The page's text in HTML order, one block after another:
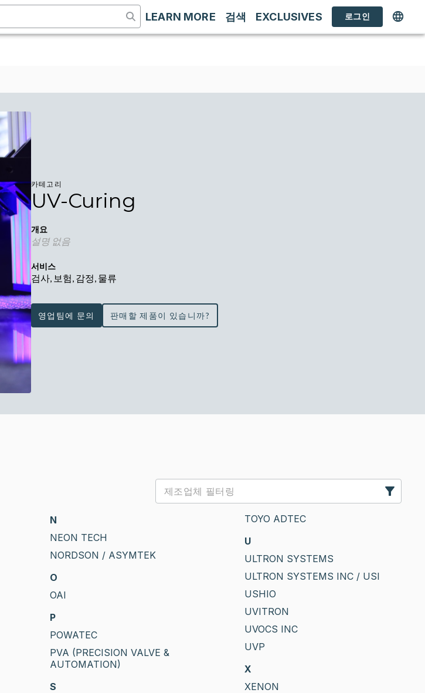
LEARN MORE 검색 EXCLUSIVES 로그인
카테고리
UV-Curing
개요
설명 없음
서비스
검사, 보험, 감정, 물류
영업팀에 문의 판매할 제품이 있습니까?
N
NEON TECH
NORDSON / ASYMTEK
O
OAI
P
POWATEC
PVA (PRECISION VALVE &
AUTOMATION)
S
TOYO ADTEC
U
ULTRON SYSTEMS
ULTRON SYSTEMS INC / USI
USHIO
UVITRON
UVOCS INC
UVP
X
XENON